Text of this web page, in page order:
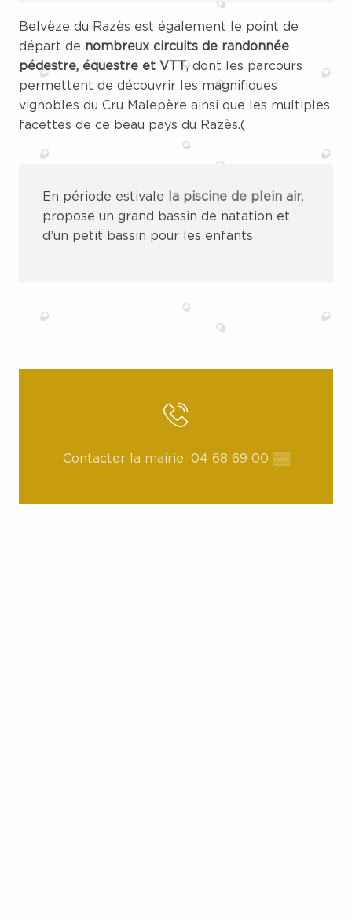
Belvèze du Razès est également le point de
départ de nombreux circuits de randonnée
pédestre, équestre et VTT, dont les parcours
permettent de découvrir les magnifiques
vignobles du Cru Malepère ainsi que les multiples
facettes de ce beau pays du Razès.(
En période estivale la piscine de plein air,
propose un grand bassin de natation et
d’un petit bassin pour les enfants
Contacter la mairie 04 68 69 00 ▒▒